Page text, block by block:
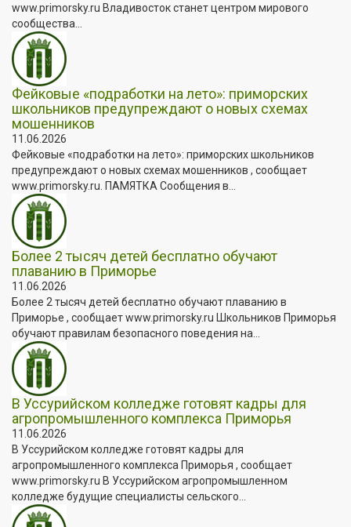
www.primorsky.ru Владивосток станет центром мирового
сообщества...
Фейковые «подработки на лето»: приморских
школьников предупреждают о новых схемах
мошенников
11.06.2026
Фейковые «подработки на лето»: приморских школьников
предупреждают о новых схемах мошенников , сообщает
www.primorsky.ru. ПАМЯТКА Сообщения в...
Более 2 тысяч детей бесплатно обучают
плаванию в Приморье
11.06.2026
Более 2 тысяч детей бесплатно обучают плаванию в
Приморье , сообщает www.primorsky.ru Школьников Приморья
обучают правилам безопасного поведения на...
В Уссурийском колледже готовят кадры для
агропромышленного комплекса Приморья
11.06.2026
В Уссурийском колледже готовят кадры для
агропромышленного комплекса Приморья , сообщает
www.primorsky.ru В Уссурийском агропромышленном
колледже будущие специалисты сельского...